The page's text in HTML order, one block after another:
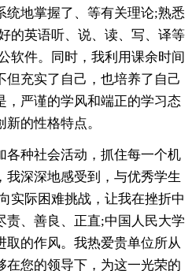
统地掌握了、等有关理论;熟悉
的英语听、说、读、写、译等
软件。同时，我利用课余时间
但充实了自己，也培养了自己
，严谨的学风和端正的学习态
的性格特点。
各种社会活动，抓住每一个机
我深深地感受到，与优秀学生
实际困难挑战，让我在挫折中
责、善良、正直;中国人民大学
取的作风。我热爱贵单位所从
在您的领导下，为这一光荣的